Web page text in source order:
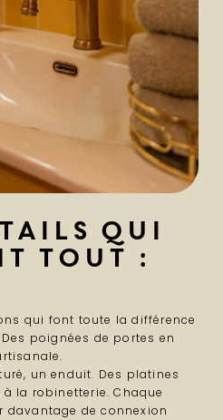
qui
tout :
qui font toute la différence
Des poignées de portes en
un enduit. Des platines
la robinetterie. Chaque
davantage de connexion